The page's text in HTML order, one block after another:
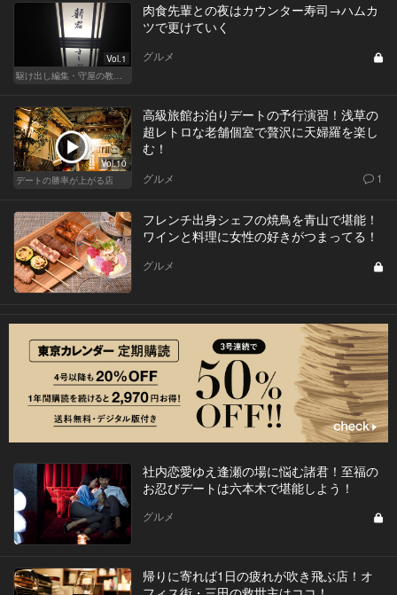
Vol.1
駆け出し編集・守屋の教えて 今宵の美食モンスター♡
肉食先輩との夜はカウンター寿司→ハムカ
ツで更けていく
グルメ
Vol.10
デートの勝率が上がる店
高級旅館お泊りデートの予行演習！浅草の
超レトロな老舗個室で贅沢に天婦羅を楽し
む！
グルメ 1
フレンチ出身シェフの焼鳥を青山で堪能！
ワインと料理に女性の好きがつまってる！
グルメ
社内恋愛ゆえ逢瀬の場に悩む諸君！至福の
お忍びデートは六本木で堪能しよう！
グルメ
帰りに寄れば1日の疲れが吹き飛ぶ店！オ